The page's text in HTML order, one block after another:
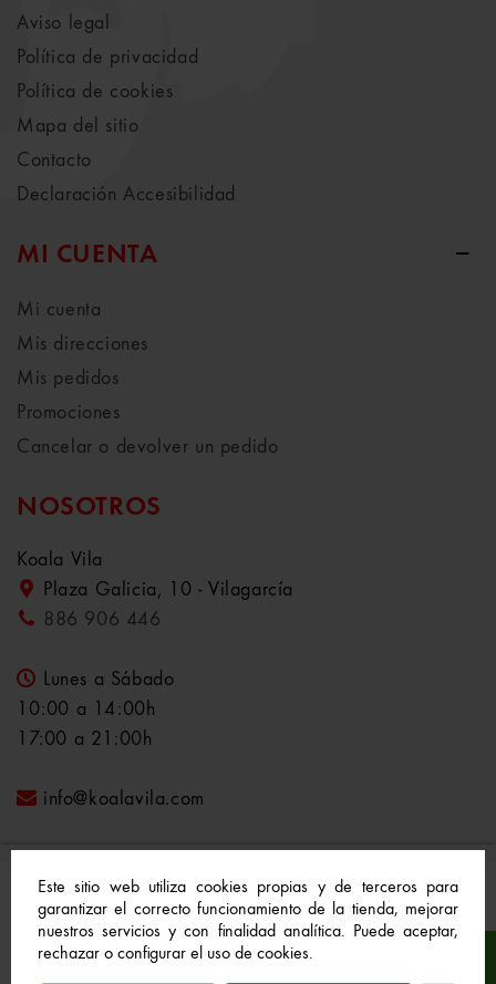
Este sitio web utiliza cookies propias y de terceros para
garantizar el correcto funcionamiento de la tienda, mejorar
nuestros servicios y con finalidad analítica. Puede aceptar,
rechazar o configurar el uso de cookies.
Aviso legal
Política de privacidad
Política de cookies
Mapa del sitio
Contacto
Declaración Accesibilidad
MI CUENTA
Mi cuenta
Mis direcciones
Mis pedidos
Promociones
Cancelar o devolver un pedido
NOSOTROS
Koala Vila
Plaza Galicia, 10 - Vilagarcía
886 906 446
Lunes a Sábado
10:00 a 14:00h
17:00 a 21:00h
info@koalavila.com
© 2021-2022 Koala Vila™. Todos los derechos